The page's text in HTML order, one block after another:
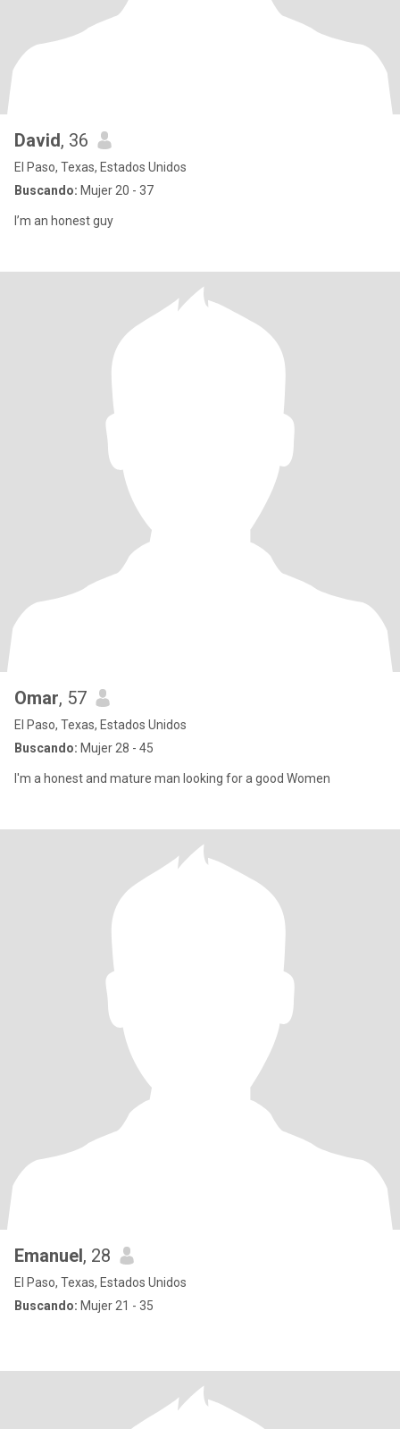
David, 36
El Paso, Texas, Estados Unidos
Buscando: Mujer 20 - 37
I’m an honest guy
Omar, 57
El Paso, Texas, Estados Unidos
Buscando: Mujer 28 - 45
I'm a honest and mature man looking for a good Women
Emanuel, 28
El Paso, Texas, Estados Unidos
Buscando: Mujer 21 - 35